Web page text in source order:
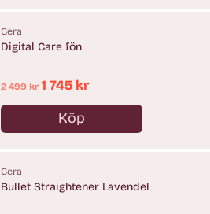
Cera
Digital Care fön
Ordinarie
pris
2 499 kr 1 745 kr
Köp
Antal
Cera
Bullet Straightener Lavendel